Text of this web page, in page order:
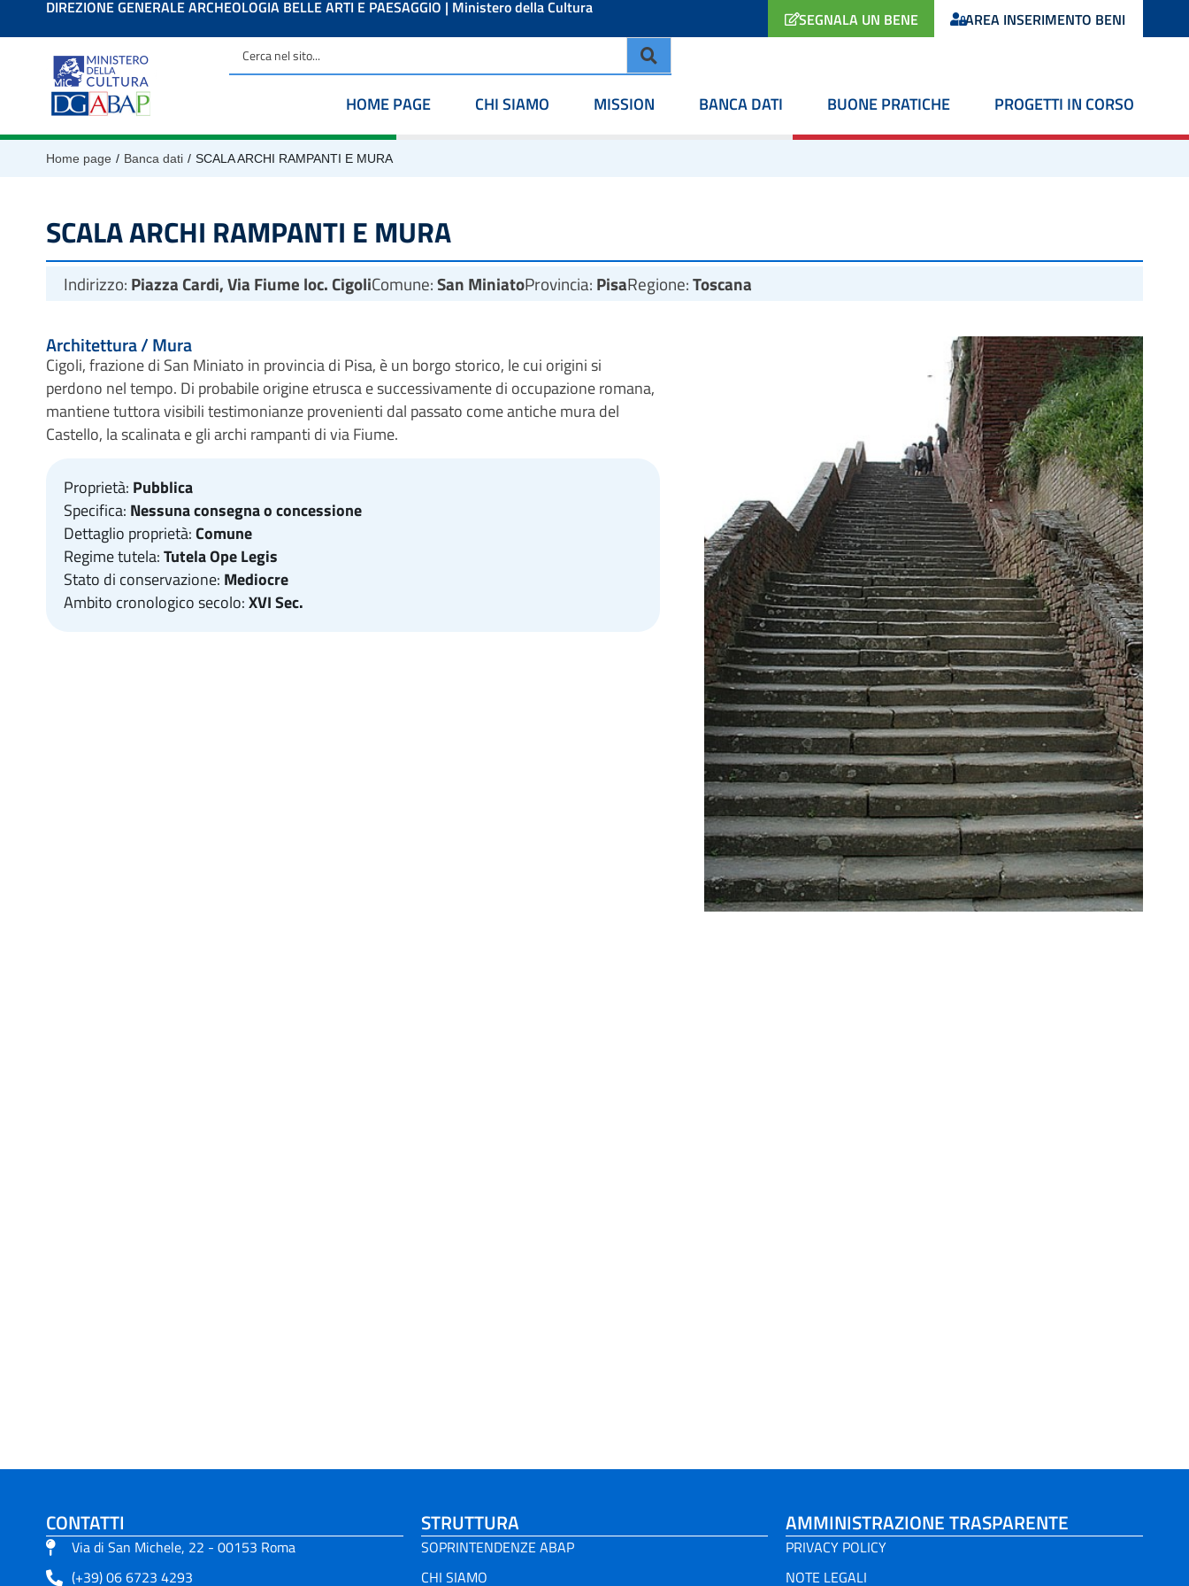
contenutoDIREZIONE GENERALE ARCHEOLOGIA BELLE ARTI E PAESAGGIO | Ministero della Cultura
SEGNALA UN BENE AREA INSERIMENTO BENI
HOME PAGE CHI SIAMO MISSION BANCA DATI BUONE PRATICHE PROGETTI IN CORSO
Home page / Banca dati / SCALA ARCHI RAMPANTI E MURA
SCALA ARCHI RAMPANTI E MURA
Indirizzo: Piazza Cardi, Via Fiume loc. CigoliComune:San MiniatoProvincia: PisaRegione:Toscana
Architettura / Mura
Cigoli, frazione di San Miniato in provincia di Pisa, è un borgo storico, le cui origini si
perdono nel tempo. Di probabile origine etrusca e successivamente di occupazione romana,
mantiene tuttora visibili testimonianze provenienti dal passato come antiche mura del
Castello, la scalinata e gli archi rampanti di via Fiume.
Proprietà: Pubblica
Specifica: Nessuna consegna o concessione
Dettaglio proprietà:Comune
Regime tutela:Tutela Ope Legis
Stato di conservazione: Mediocre
Ambito cronologico secolo:XVI Sec.
CONTATTI
Via di San Michele, 22 - 00153 Roma
(+39) 06 6723 4293
STRUTTURA
SOPRINTENDENZE ABAP
CHI SIAMO
AMMINISTRAZIONE TRASPARENTE
PRIVACY POLICY
NOTE LEGALI